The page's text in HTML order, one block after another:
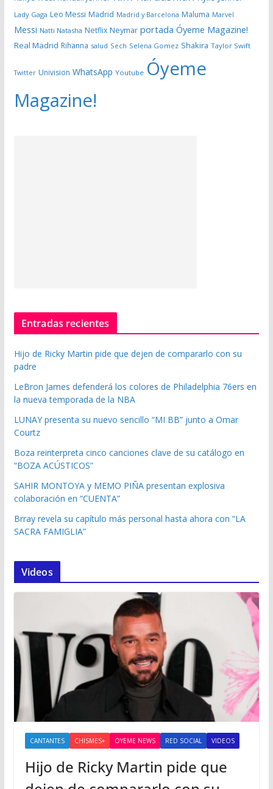
Lady Gaga Leo Messi Madrid Madrid y Barcelona Maluma Marvel
Messi Natti Natasha Netflix Neymar portada Óyeme Magazine!
Real Madrid Rihanna salud Sech Selena Gomez Shakira Taylor Swift
Twitter Univision WhatsApp Youtube Óyeme
Magazine!
Entradas recientes
Hijo de Ricky Martin pide que dejen de compararlo con su
padre
LeBron James defenderá los colores de Philadelphia 76ers en
la nueva temporada de la NBA
LUNAY presenta su nuevo sencillo “MI BB” junto a Omar
Courtz
Boza reinterpreta cinco canciones clave de su catálogo en
“BOZA ACÚSTICOS”
SAHIR MONTOYA y MEMO PIÑA presentan explosiva
colaboración en “CUENTA”
Brray revela su capítulo más personal hasta ahora con “LA
SACRA FAMIGLIA”
Videos
CANTANTES CHISMES+ OYEME NEWS RED SOCIAL VIDEOS
Hijo de Ricky Martin pide que